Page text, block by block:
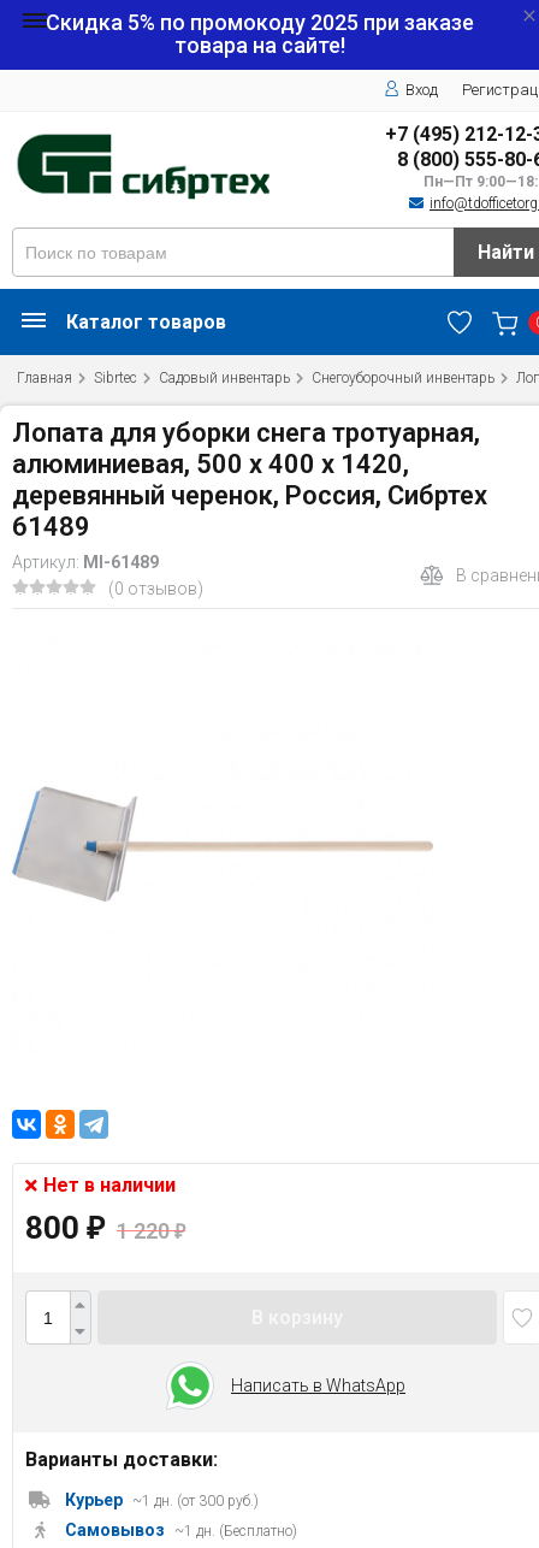
Скидка 5% по промокоду 2025 при заказе
товара на сайте!
Вход
+7 (495) 212-12-
8 (800) 555-80-
Пн—Пт
Найти
Каталог товаров
Главная Sibrtec Садовый инвентарь Снегоуборочный инвентарь
Лопата для уборки снега тротуарная,
алюминиевая, 500 х 400 х 1420,
деревянный черенок, Россия, Сибртех
61489
Артикул: MI-61489
(0 отзывов)
В
Нет в наличии
800 ₽ 1 220₽
Написать в WhatsApp
Варианты доставки:
Курьер ~1 дн. (от 300 руб.)
Самовывоз ~1 дн. (Бесплатно)